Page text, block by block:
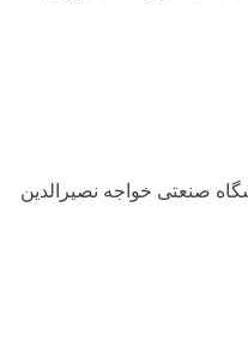
صنعتی خواجه نصیرالدین